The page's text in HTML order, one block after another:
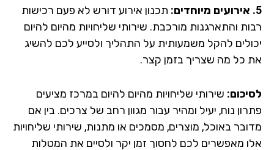
תכנון אירוע דורש לא פעם רכישות
והתארגנות מורכבת. שירותי שליחויות מהיום להיום
להקל משמעותית על התהליך ולסייע לכם להשיג
כל מה שצריך בזמן קצר.
שירותי שליחויות מהיום להיום במרכז מציעים
נוח, יעיל ומהיר עבור מגוון רחב של צרכים. בין אם
באוכל, מוצרים, מסמכים או מתנות, שירותי שליחויות
מאפשרים לכם לחסוך זמן יקר ולסיים את המטלות